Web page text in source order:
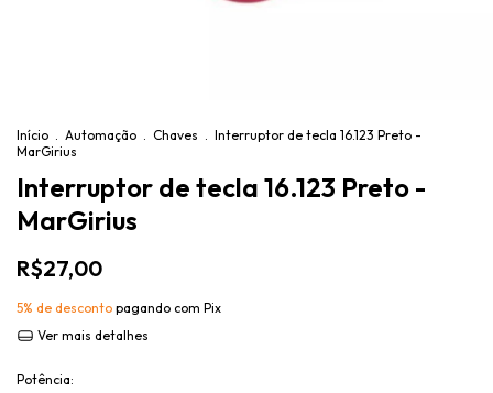
Início . Automação . Chaves . Interruptor de tecla 16.123 Preto -
MarGirius
Interruptor de tecla 16.123 Preto -
MarGirius
R$27,00
5% de desconto pagando com Pix
Ver mais detalhes
Potência: